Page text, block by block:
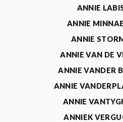
ANNIE
ANNIE
ANNIE
ANNIE VAN DE
ANNIE VANDER
ANNIE
ANNIE
ANNIEK